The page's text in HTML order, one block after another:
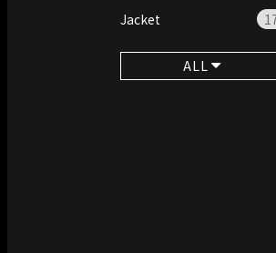
Jacket
ALL